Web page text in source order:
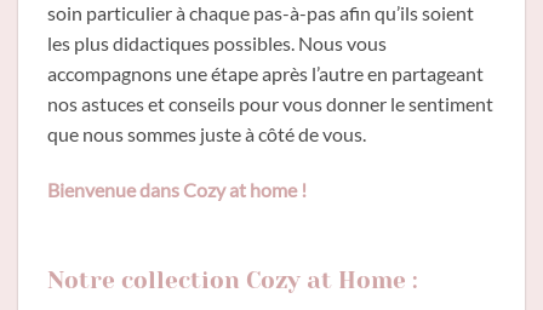
soin particulier à chaque pas-à-pas afin qu’ils soient
les plus didactiques possibles. Nous vous
accompagnons une étape après l’autre en partageant
nos astuces et conseils pour vous donner le sentiment
que nous sommes juste à côté de vous.
Bienvenue dans Cozy at home !
Notre collection Cozy at Home :